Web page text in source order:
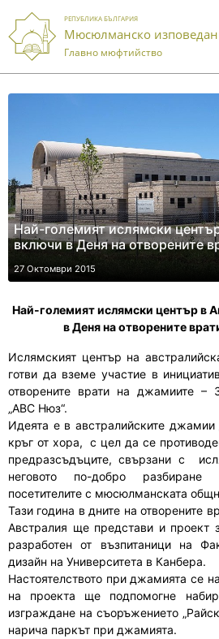
РЕПУБЛИКА БЪЛГАРИЯ
Мюсюлманско
Главно мюфтийство
Най-големият ислямски
включи в Деня на отворените
27 Октомври 2015
Най-големият ислямски център в
в Деня на отворените
Ислямският център на
готви да вземе участие в
отворените врати на джамиите –
„АВС Нюз“.
Идеята е в австралийските
кръг от хора, с цел да се
предразсъдъците, свързани с
неговото по-добро
посетителите с мюсюлманската
Тази година в дните на отворените
Австралия ще представи и проект
разработен от възпитаници на
дизайн на Университета в Канбера.
Настоятелството при джамията се
на проекта ще подпомогне
изграждане на съоръжението
нарича паркът при джамията.